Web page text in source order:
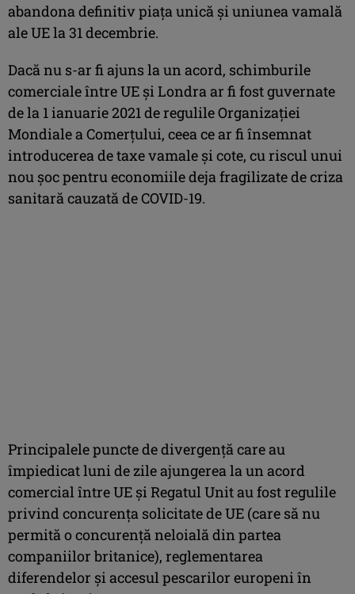
abandona definitiv piaţa unică şi uniunea vamală
ale UE la 31 decembrie.
Dacă nu s-ar fi ajuns la un acord, schimburile
comerciale între UE şi Londra ar fi fost guvernate
de la 1 ianuarie 2021 de regulile Organizaţiei
Mondiale a Comerţului, ceea ce ar fi însemnat
introducerea de taxe vamale şi cote, cu riscul unui
nou şoc pentru economiile deja fragilizate de criza
sanitară cauzată de COVID-19.
Principalele puncte de divergenţă care au
împiedicat luni de zile ajungerea la un acord
comercial între UE şi Regatul Unit au fost regulile
privind concurenţa solicitate de UE (care să nu
permită o concurenţă neloială din partea
companiilor britanice), reglementarea
diferendelor şi accesul pescarilor europeni în